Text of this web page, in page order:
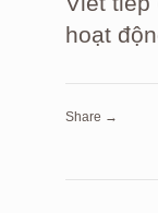
hoạt
Share →